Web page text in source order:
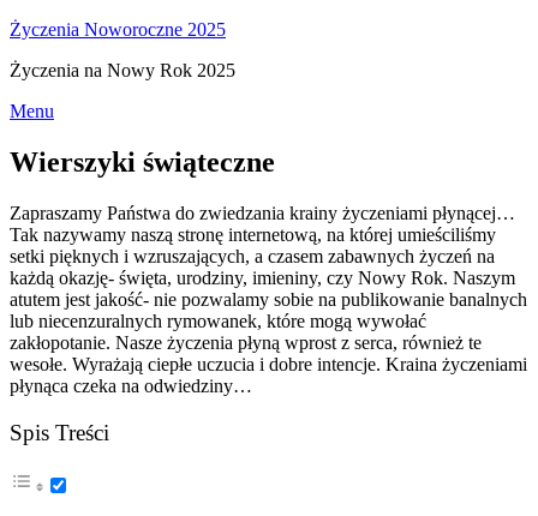
Życzenia Noworoczne 2025
Życzenia na Nowy Rok 2025
Skip
content
Menu
Wierszyki świąteczne
Zapraszamy Państwa do zwiedzania krainy życzeniami płynącej…
Tak nazywamy naszą stronę internetową, na której umieściliśmy
setki pięknych i wzruszających, a czasem zabawnych życzeń na
każdą okazję- święta, urodziny, imieniny, czy Nowy Rok. Naszym
atutem jest jakość- nie pozwalamy sobie na publikowanie banalnych
lub niecenzuralnych rymowanek, które mogą wywołać
zakłopotanie. Nasze życzenia płyną wprost z serca, również te
wesołe. Wyrażają ciepłe uczucia i dobre intencje. Kraina życzeniami
płynąca czeka na odwiedziny…
Spis Treści